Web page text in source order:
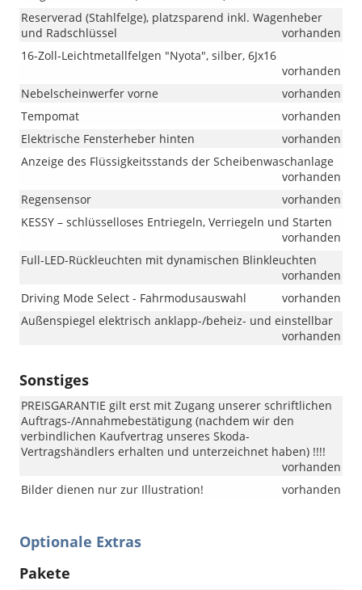
Reserverad (Stahlfelge), platzsparend inkl. Wagenheber
und Radschlüssel
vorhanden
16-Zoll-Leichtmetallfelgen "Nyota", silber, 6Jx16
vorhanden
Nebelscheinwerfer vorne
vorhanden
Tempomat
vorhanden
Elektrische Fensterheber hinten
vorhanden
Anzeige des Flüssigkeitsstands der Scheibenwaschanlage
vorhanden
Regensensor
vorhanden
KESSY – schlüsselloses Entriegeln, Verriegeln und Starten
vorhanden
Full-LED-Rückleuchten mit dynamischen Blinkleuchten
vorhanden
Driving Mode Select - Fahrmodusauswahl
vorhanden
Außenspiegel elektrisch anklapp-/beheiz- und einstellbar
vorhanden
Sonstiges
PREISGARANTIE gilt erst mit Zugang unserer schriftlichen
Auftrags-/Annahmebestätigung (nachdem wir den
verbindlichen Kaufvertrag unseres Skoda-
Vertragshändlers erhalten und unterzeichnet haben) !!!!
vorhanden
Bilder dienen nur zur Illustration!
vorhanden
Optionale Extras
Pakete